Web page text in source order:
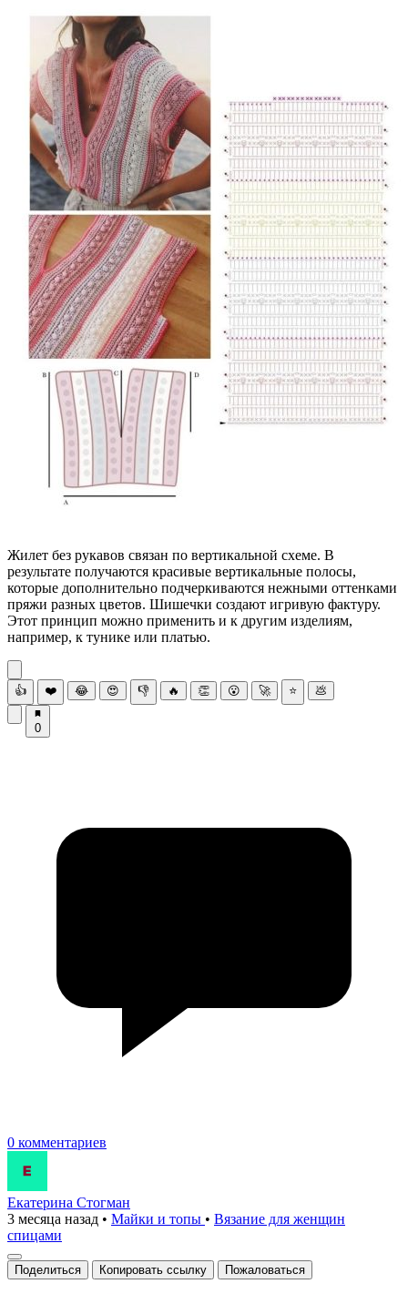
Жилет без рукавов связан по вертикальной схеме. В
результате получаются красивые вертикальные полосы,
которые дополнительно подчеркиваются нежными оттенками
пряжи разных цветов. Шишечки создают игривую фактуру.
Этот принцип можно применить и к другим изделиям,
например, к тунике или платью.
👍 ❤️ 😂 😍 👎 🔥 👏 😮 🚀 ⭐ 💩
0
0 комментариев
Екатерина Стогман
3 месяца назад • Майки и топы • Вязание для женщин
спицами
Поделиться Копировать ссылку Пожаловаться